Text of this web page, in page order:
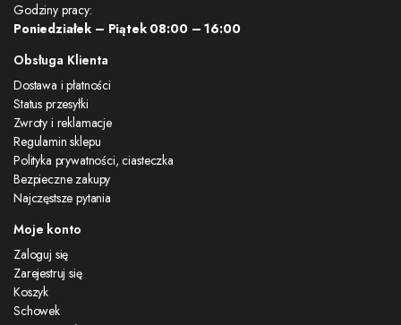
Godziny pracy:
Poniedziałek – Piątek 08:00 – 16:00
Obsługa Klienta
Dostawa i płatności
Status przesyłki
Zwroty i reklamacje
Regulamin sklepu
Polityka prywatności, ciasteczka
Bezpieczne zakupy
Najczęstsze pytania
Moje konto
Zaloguj się
Zarejestruj się
Koszyk
Schowek